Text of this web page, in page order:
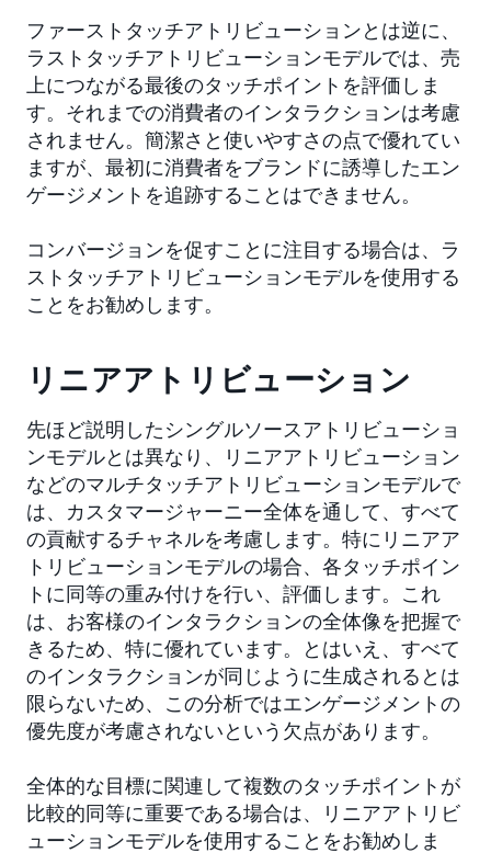
ファーストタッチアトリビューションとは逆に、
ラストタッチアトリビューションモデルでは、売
上につながる最後のタッチポイントを評価しま
す。それまでの消費者のインタラクションは考慮
されません。簡潔さと使いやすさの点で優れてい
ますが、最初に消費者をブランドに誘導したエン
ゲージメントを追跡することはできません。
コンバージョンを促すことに注目する場合は、ラ
ストタッチアトリビューションモデルを使用する
ことをお勧めします。
リニアアトリビューション
先ほど説明したシングルソースアトリビューショ
ンモデルとは異なり、リニアアトリビューション
などのマルチタッチアトリビューションモデルで
は、カスタマージャーニー全体を通して、すべて
の貢献するチャネルを考慮します。特にリニアア
トリビューションモデルの場合、各タッチポイン
トに同等の重み付けを行い、評価します。これ
は、お客様のインタラクションの全体像を把握で
きるため、特に優れています。とはいえ、すべて
のインタラクションが同じように生成されるとは
限らないため、この分析ではエンゲージメントの
優先度が考慮されないという欠点があります。
全体的な目標に関連して複数のタッチポイントが
比較的同等に重要である場合は、リニアアトリビ
ューションモデルを使用することをお勧めしま